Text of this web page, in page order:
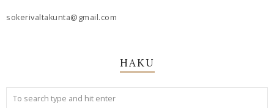
sokerivaltakunta@gmail.com
HAKU